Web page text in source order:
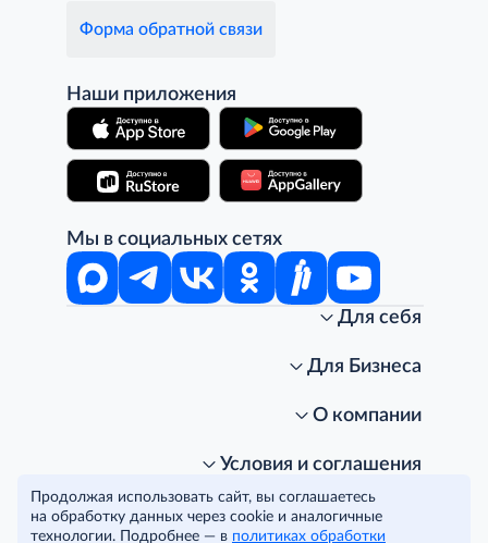
Форма обратной связи
Наши приложения
Мы в социальных сетях
Для себя
Стань клиентом METRO
Подарочные карты. Активация и баланс
Часто задаваемые вопросы
METRO AG
Для Бизнеса
Для магазинов
Для офисов и предприятий
Рекламодателям
О компании
Программа METRO Potentials
Торговые центры
Условия и соглашения
Политика конфиденциальности
Правовая информация
Условия соглашения
© METRO Cash and Carry Russia, 2026
Продолжая использовать сайт, вы соглашаетесь
на обработку данных через cookie и аналогичные
технологии. Подробнее — в политиках обработки